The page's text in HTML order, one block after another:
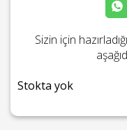
Sizin için
Stokta yok